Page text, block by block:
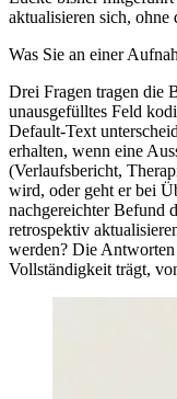
aktualisieren sich, ohne
Was Sie an einer
Drei Fragen tragen die
unausgefülltes Feld
Default-Text
erhalten, wenn eine
(Verlaufsbericht,
wird, oder geht er bei
nachgereichter Befund
retrospektiv
werden? Die
Vollständigkeit trägt,